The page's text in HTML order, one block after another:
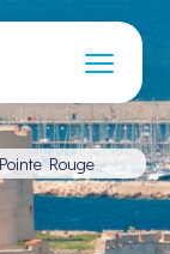
Rouge